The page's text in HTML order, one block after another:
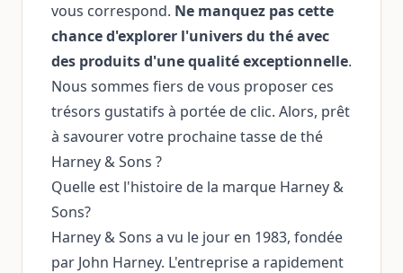
vous correspond. Ne manquez pas cette
chance d'explorer l'univers du thé avec
des produits d'une qualité exceptionnelle.
Nous sommes fiers de vous proposer ces
trésors gustatifs à portée de clic. Alors, prêt
à savourer votre prochaine tasse de thé
Harney & Sons ?
Quelle est l'histoire de la marque Harney &
Sons?
Harney & Sons a vu le jour en 1983, fondée
par John Harney. L'entreprise a rapidement